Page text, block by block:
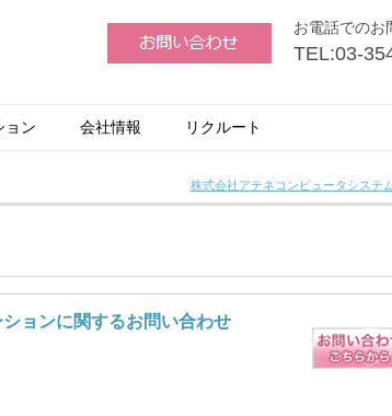
お電話でのお
TEL:03-
ョン 会社情報 リクルート
株式会社アテネコンピュータシステ
ョンに関するお問い合わせ